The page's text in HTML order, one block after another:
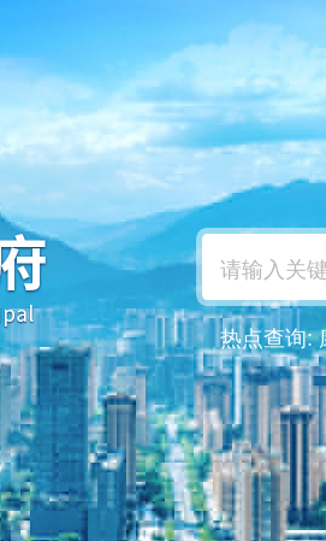
热点查询: